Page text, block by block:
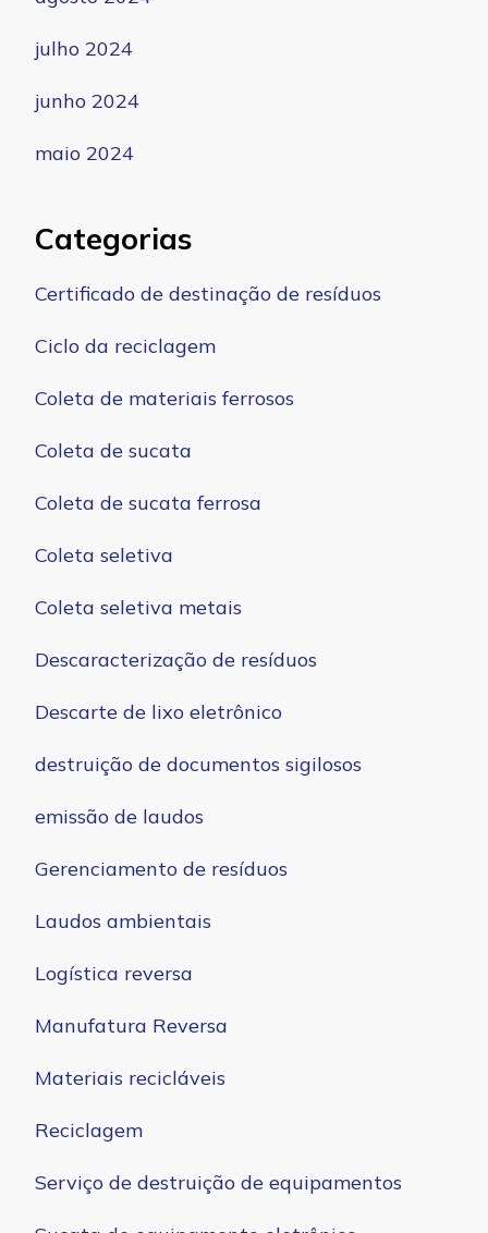
julho 2024
junho 2024
maio 2024
Categorias
Certificado de destinação de resíduos
Ciclo da reciclagem
Coleta de materiais ferrosos
Coleta de sucata
Coleta de sucata ferrosa
Coleta seletiva
Coleta seletiva metais
Descaracterização de resíduos
Descarte de lixo eletrônico
destruição de documentos sigilosos
emissão de laudos
Gerenciamento de resíduos
Laudos ambientais
Logística reversa
Manufatura Reversa
Materiais recicláveis
Reciclagem
Serviço de destruição de equipamentos